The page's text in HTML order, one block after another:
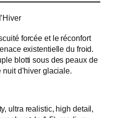
forcée et le réconfort
existentielle du froid.
blotti sous des peaux de
d’hiver glaciale.
ultra realistic, high detail,